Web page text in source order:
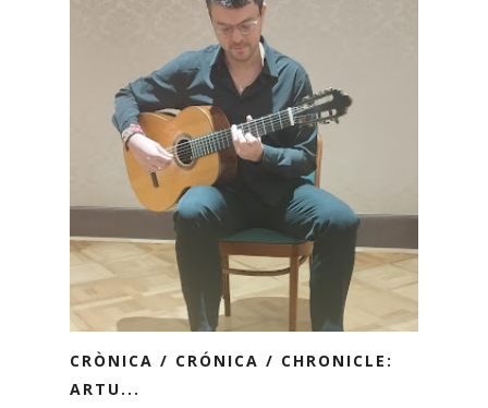
CRÒNICA / CRÓNICA / CHRONICLE:
ARTU...